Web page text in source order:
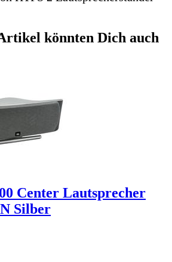
könnten Dich auch
Center Lautsprecher
Silber